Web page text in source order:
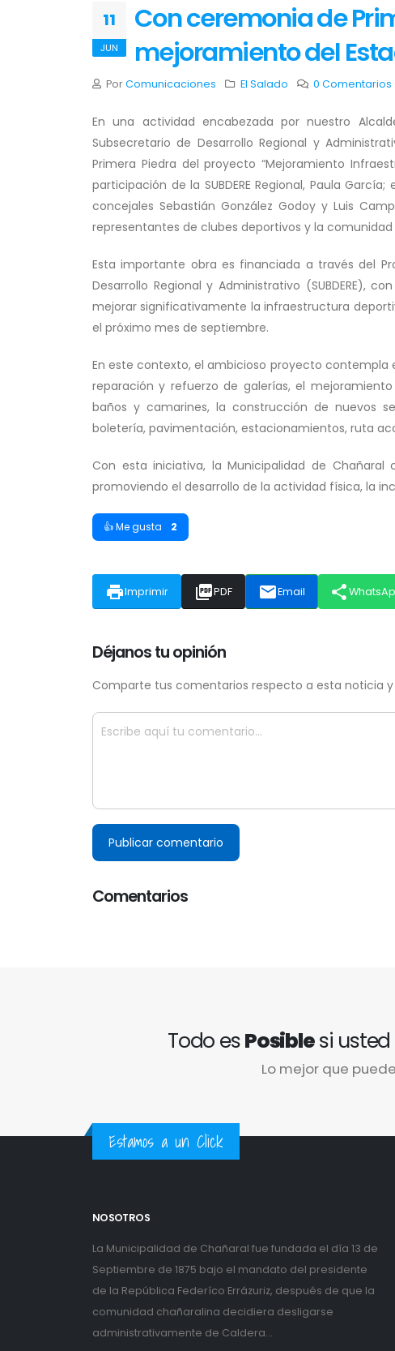
11
JUN
Con ceremonia de
mejoramiento del
PorComunicaciones El Salado 0 Comentarios
En una actividad encabezada por nuestro
Subsecretario de Desarrollo Regional y
Primera Piedra del proyecto “Mejoramiento
participación de la SUBDERE Regional, Paula
concejales Sebastián González Godoy y Luis
representantes de clubes deportivos y la comunidad
Esta importante obra es financiada a través del
Desarrollo Regional y Administrativo (SUBDERE),
mejorar significativamente la infraestructura
el próximo mes de septiembre.
En este contexto, el ambicioso proyecto
reparación y refuerzo de galerías, el
baños y camarines, la construcción de nuevos
boletería, pavimentación, estacionamientos, ruta
Con esta iniciativa, la Municipalidad de
promoviendo el desarrollo de la actividad física, la
👍 Me gusta 2
printImprimir picture_as_pdfPDF emailEmail share
Déjanos tu opinión
Comparte tus comentarios respecto a esta noticia
Publicar comentario
Comentarios
Todo esPosiblesi usted
Lo mejor que
Estamos a un Click
NOSOTROS
La Municipalidad de Chañaral fue fundada el día 13 de
Septiembre de 1875 bajo el mandato del presidente
de la República Federíco Errázuriz, después de que la
comunidad chañaralina decidiera desligarse
administrativamente de Caldera...